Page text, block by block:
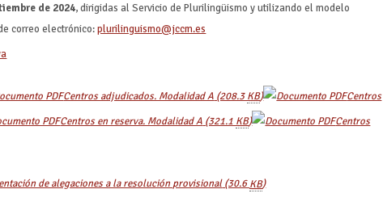
de 2024, dirigidas al Servicio de Plurilingüismo y utilizando el modelo
correo electrónico:plurilinguismo@jccm.es
Centros adjudicados. Modalidad A (208.3KB)
Centros
Centros en reserva. Modalidad A (321.1 KB)
Centros
de alegaciones a la resolución provisional(30.6KB)